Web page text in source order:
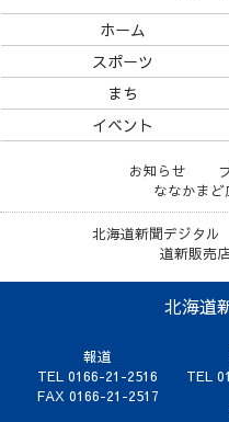
ホーム
スポーツ
まち
イベント
お知らせ
ななかまど
北海道新聞デジタル
道新販売
北海道
報道
TEL 0166-21-2516
FAX 0166-21-2517
TEL